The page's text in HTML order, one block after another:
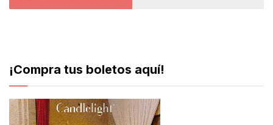
¡Compra tus boletos aquí!